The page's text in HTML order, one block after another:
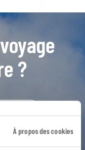
À propos des cookies
?
de Petrohue
Cerro Alegre